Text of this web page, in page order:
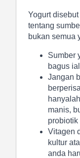
Yogurt
tentang
bukan semua
Sumber
bagus
Jangan
manis,
probiotik
Vitagen
kultur
anda